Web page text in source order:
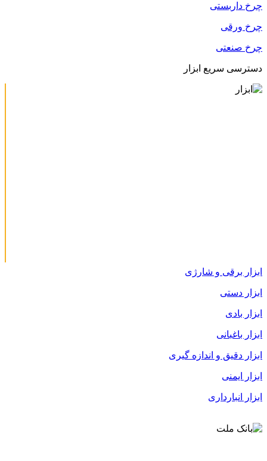
چرخ داربستی
چرخ ورقی
چرخ صنعتی
دسترسی سریع ابزار
ابزار برقی و شارژی
ابزار دستی
ابزار بادی
ابزار باغبانی
ابزار دقیق و اندازه گیری
ابزار ایمنی
ابزار انبارداری